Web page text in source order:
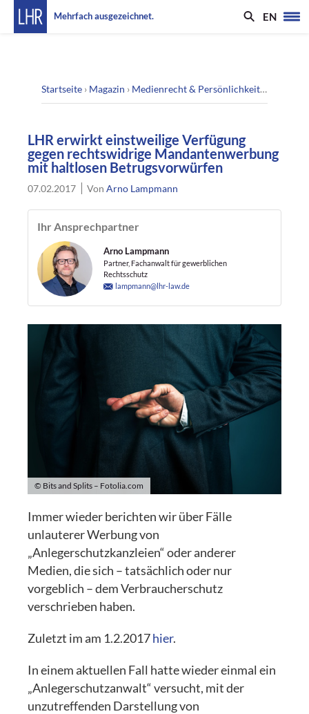
Mehrfach ausgezeichnet. EN
Startseite › Magazin › Medienrecht & Persönlichkeitsrecht
LHR erwirkt einstweilige Verfügung
gegen rechtswidrige Mandantenwerbung
mit haltlosen Betrugsvorwürfen
07.02.2017 VonArno Lampmann
Ihr Ansprechpartner
Arno Lampmann
Partner, Fachanwalt für gewerblichen
Rechtsschutz
lampmann@lhr-law.de
© Bits and Splits – Fotolia.com
Immer wieder berichten wir über Fälle
unlauterer Werbung von
„Anlegerschutzkanzleien“ oder anderer
Medien, die sich – tatsächlich oder nur
vorgeblich – dem Verbraucherschutz
verschrieben haben.
Zuletzt im am 1.2.2017hier.
In einem aktuellen Fall hatte wieder einmal ein
„Anlegerschutzanwalt“ versucht, mit der
unzutreffenden Darstellung von